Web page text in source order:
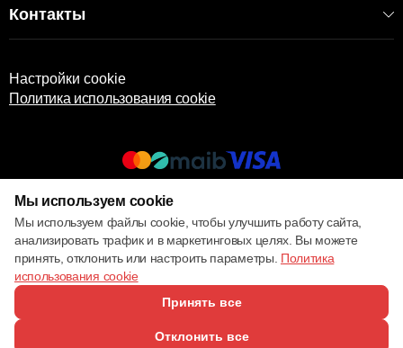
Контакты
Настройки cookie
Политика использования cookie
© 2013 – 2026 ECOM
Мы используем cookie
Мы используем файлы cookie, чтобы улучшить работу сайта,
анализировать трафик и в маркетинговых целях. Вы можете
принять, отклонить или настроить параметры. Политика
использования cookie
Принять все
Отклонить все